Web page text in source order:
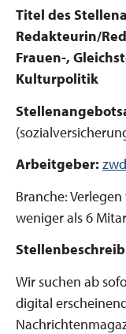
Titel des
Redakteurin/
Frauen-,
Kulturpolitik
Arbeitgeber:
Branche:
weniger als 6
Wir suchen ab
digital